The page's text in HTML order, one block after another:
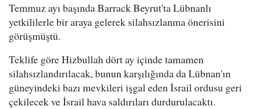
Temmuz ayı başında Barrack Beyrut'ta Lübnanlı
yetkililerle bir araya gelerek silahsızlanma önerisini
görüşmüştü.
Teklife göre Hizbullah dört ay içinde tamamen
silahsızlandırılacak, bunun karşılığında da Lübnan'ın
güneyindeki bazı mevkileri işgal eden İsrail ordusu geri
çekilecek ve İsrail hava saldırıları durdurulacaktı.